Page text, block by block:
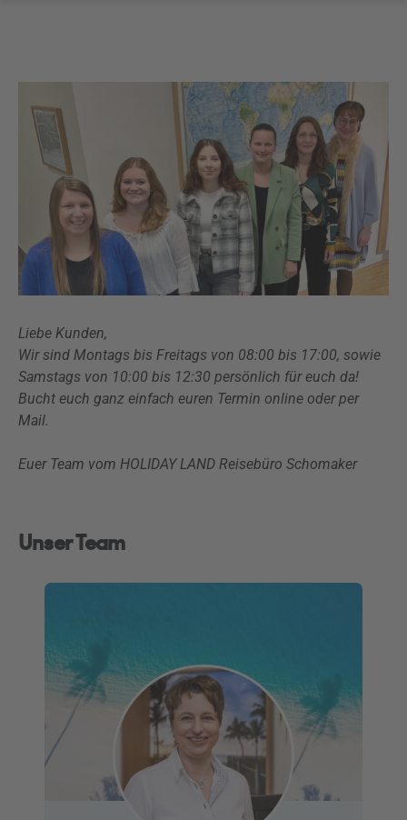
Liebe Kunden,
Wir sind Montags bis Freitags von 08:00 bis 17:00, sowie
Samstags von 10:00 bis 12:30 persönlich für euch da!
Bucht euch ganz einfach euren Termin online oder per
Mail.
Euer Team vom HOLIDAYLAND Reisebüro Schomaker
Unser Team